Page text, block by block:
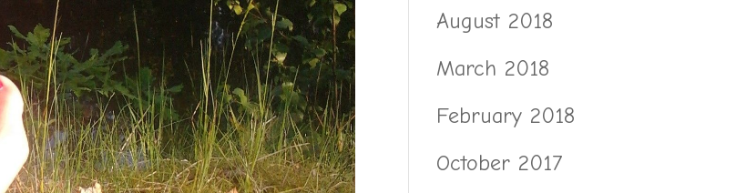
August 2018
March 2018
February 2018
October 2017